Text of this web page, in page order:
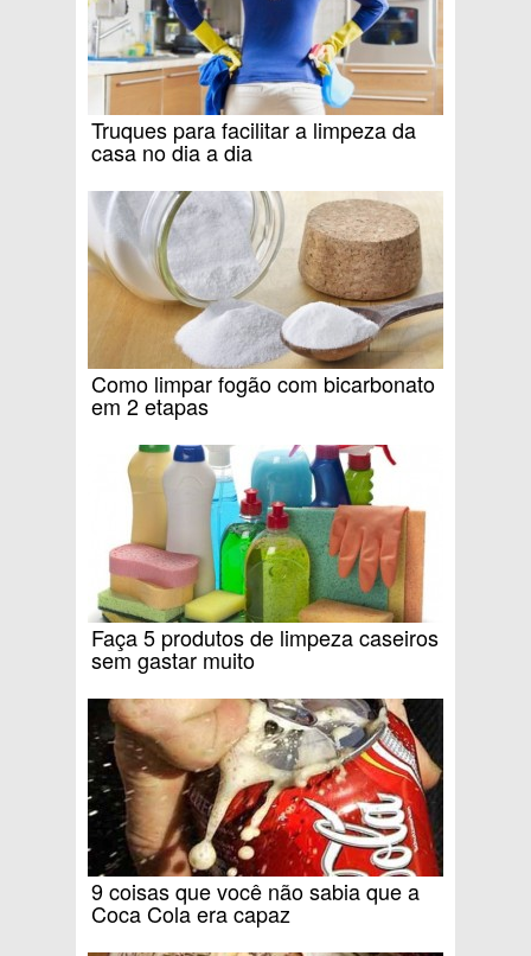
Truques para facilitar a limpeza da
casa no dia a dia
Como limpar fogão com bicarbonato
em 2 etapas
Faça 5 produtos de limpeza caseiros
sem gastar muito
9 coisas que você não sabia que a
Coca Cola era capaz